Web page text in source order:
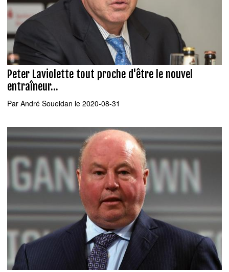
Peter Laviolette tout proche d'être le nouvel
entraîneur...
Par André Soueidan le 2020-08-31